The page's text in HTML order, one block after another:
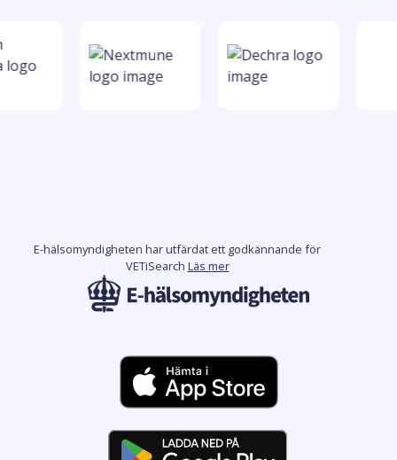
E-hälsomyndigheten har utfärdat ett godkännande för
VETiSearch Läs mer